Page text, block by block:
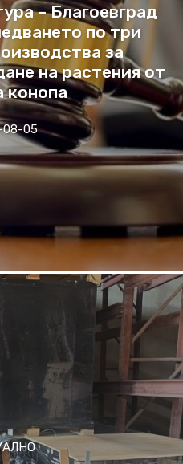
– Благоевград
по три
за
на растения от
конопа
08-05